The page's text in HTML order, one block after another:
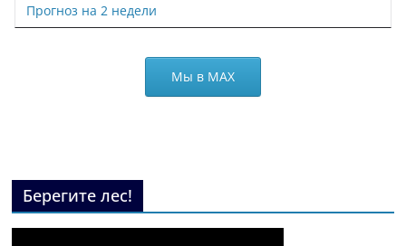
Прогноз на 2 недели
Мы в МАХ
Берегите лес!